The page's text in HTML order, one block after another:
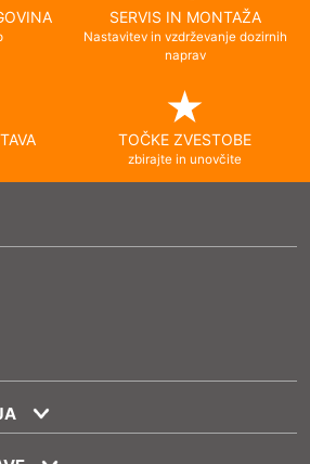
SERVIS IN MONTAŽA
Nastavitev in vzdrževanje dozirnih
naprav
TOČKE ZVESTOBE
zbirajte in unovčite